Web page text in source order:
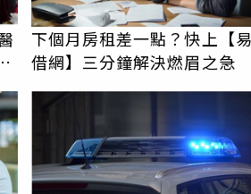
下個月房租差一點？快上【
借網】三分鐘解決燃眉之急